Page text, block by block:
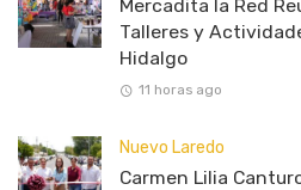
Mercadita la Red
Talleres y
Hidalgo
11 horas ago
Nuevo Laredo
Carmen Lilia